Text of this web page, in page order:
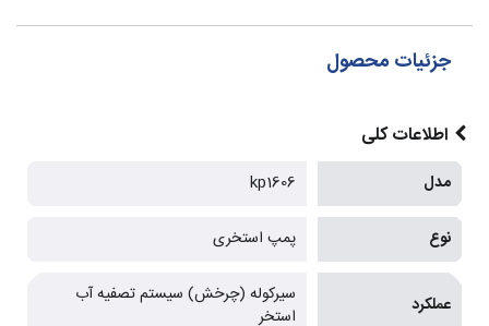
جزئیات محصول
اطلاعات کلی
مدل kp1606
نوع پمپ استخری
عملکرد
سیرکوله (چرخش) سیستم تصفیه آب
استخر